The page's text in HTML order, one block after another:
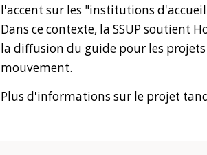
l'accent sur les "institutions
Dans ce contexte, la SSUP soutient
la diffusion du guide pour les
mouvement.
Plus d'informations sur le projet